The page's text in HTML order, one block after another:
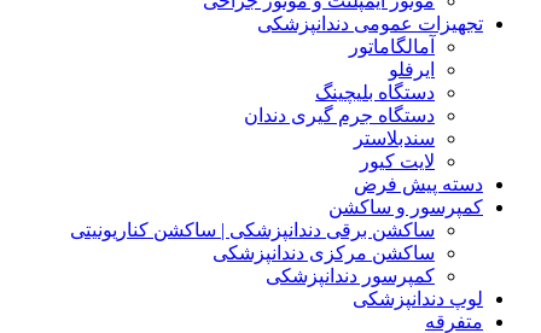
تجهیزات عمومی دندانپزشکی
آمالگاماتور
ایرفلو
دستگاه بلیچینگ
دستگاه جرم گیری دندان
سندبلاستر
لایت کیور
دسته پیش فرض
کمپرسور و ساکشن
ساکشن برقی دندانپزشکی | ساکشن کناریونیتی
ساکشن مرکزی دندانپزشکی
کمپرسور دندانپزشکی
لوپ دندانپزشکی
متفرقه